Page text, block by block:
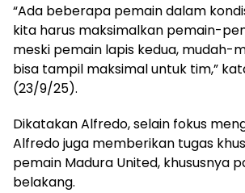
“Ada beberapa pemain dalam
kita harus maksimalkan pemain-
meski pemain lapis kedua, mudah-
bisa tampil maksimal untuk tim,”
(23/9/25).
Dikatakan Alfredo, selain fokus
Alfredo juga memberikan tugas
pemain Madura United, khususnya
belakang.